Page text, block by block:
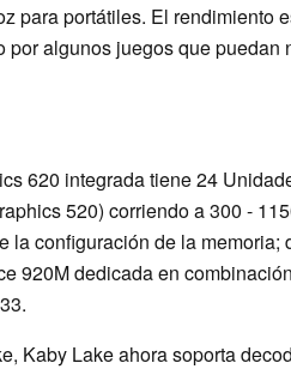
para portátiles. El rendimiento
por algunos juegos que puedan
620 integrada tiene 24
520) corriendo a 300 -
la configuración de la memoria;
920M dedicada en
Kaby Lake ahora soporta